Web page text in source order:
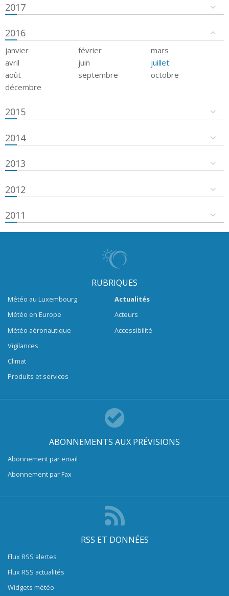
2017
2016
janvier février
mars
avril
juin
juillet
août
septembre
octobre
décembre
2015
2014
2013
2012
2011
RUBRIQUES
Météo au Luxembourg
Météo en Europe
Météo aéronautique
Vigilances
Climat
Produits et services
Actualités
Acteurs
Accessibilité
ABONNEMENTS AUX PRÉVISIONS
Abonnement par email
Abonnement par Fax
RSS ET DONNÉES
Flux RSS alertes
Flux RSS actualités
Widgets météo